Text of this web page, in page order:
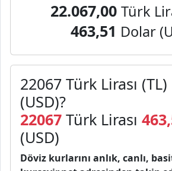
22.067,00 Türk
463,51 Dolar
22067 Türk Lirası
(USD)?
22067 Türk Lirası
(USD)
Döviz kurlarını anlık, canlı,